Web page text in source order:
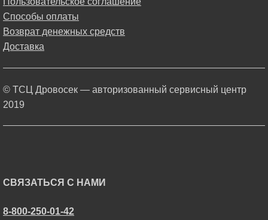
Способы оплаты
Возврат денежных средств
Доставка
© ТСЦ Дровосек — авторизованный сервисный центр
2019
СВЯЗАТЬСЯ С НАМИ
8-800-250-01-42